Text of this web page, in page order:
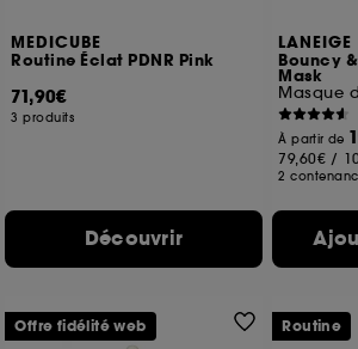
MEDICUBE
Routine Éclat PDNR Pink
71,90€
3 produits
Découvrir
LANEIGE
Bouncy
Mask
À partir de
79,60€ /
2
Offre fidélité web Routine